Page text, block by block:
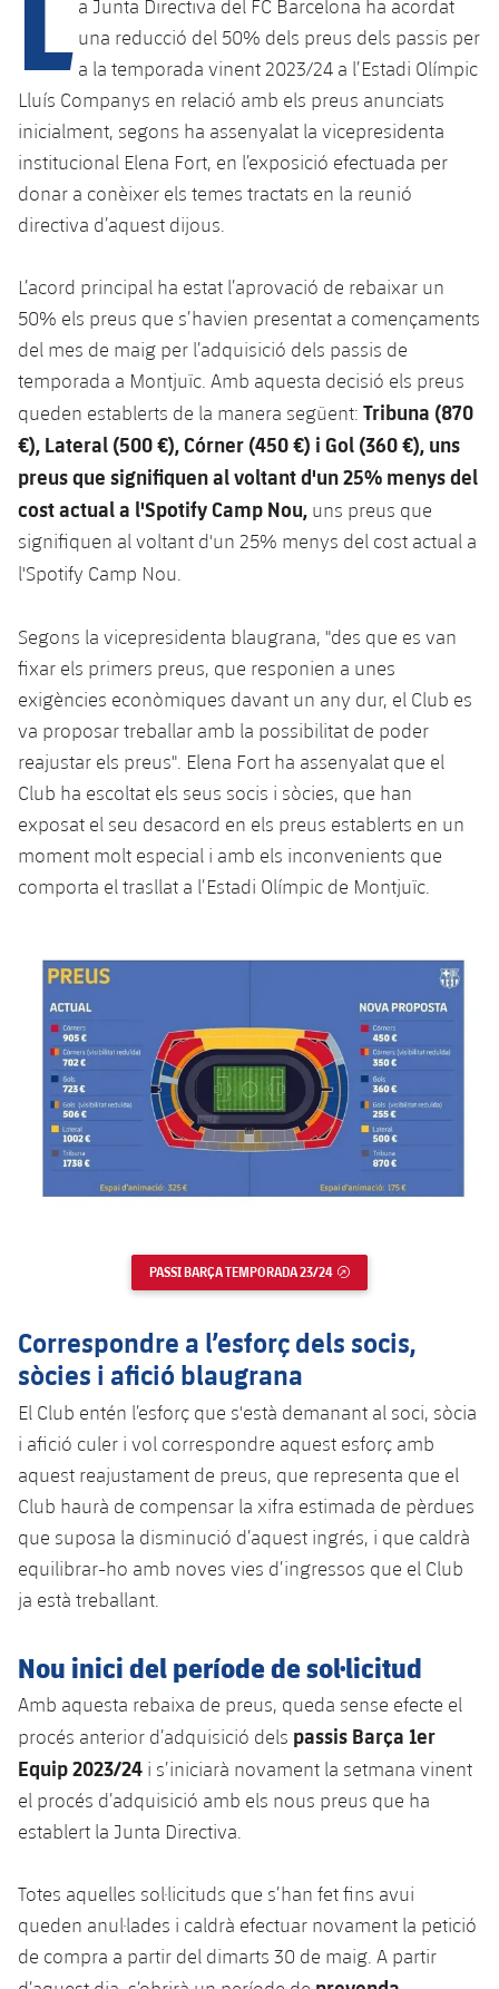
SUB13
SUB12
SUB11 A
SUB10 B
SUB9 A
SUB9 B
SUB8 A
SUB8 B
SUB13 B
SUB12 C
SUB11 C
Entrades
Gameday Shows
Resultats
Classificacions
Jugadors
Fotos
Història
Palmarès
Base
Barça Atlètic
Junior
Cadet A
Cadet B
Infantil A
Infantil B
Campus Estiu
PLUSICON
MÉS
Primer Equip
plusicon
més
Actualitat
Calendari
Entrades
Resultats
Classificació
Jugadors
Fotos
Història
Palmarès
Barça Atlètic
plusicon
més
Calendari
Resultats
Classificació
Jugadors
Actualitat
Cadet A
Cadet B
Infantil A
Infantil B
PLUSICON
MÉS
Primer equip
plusicon
més
Calendari
Entrades
Classificació
Jugadors
Fotos
Palmarès
Història
Barça Atlètic
plusicon
més
Actualitat
Calendari
Jugadors
Base
plusicon
més
Actualitat
Cadet
Infantil
Campus Verano
PLUSICON
MÉS
Primer equip
plusicon
més
Actualitat
Calendari
Entrades
Resultats
Classificació
Jugadors
Fotos
Història
Barça Atlètic
plusicon
més
Actualitat
Calendari
Jugadors
Classificació
Base
plusicon
més
Actualitat
Junior
Juvenil
Aleví
Campus Estiu
Informació general
plusicon
més
Notícies
Atletisme
plusicon
més
Actualitat
Masculí
Agenda
Bàsquet en cadira de rodes
plusicon
més
Actualitat
Calendari
Classificació
Hockey gel
plusicon
més
Jugadors
Calendari
Resultats
Classificació
Hockey Herba Masculí
Hockey Herba Femení
Patinatge artístic
plusicon
Actualitat
Plantilla
Agenda
Escola de Patinatge
Rugby
plusicon
més
Actualitat
Jugadors
Calendari
Classificació
Fotos
Voleibol
plusicon
més
Notícies
Voleibol masculí
Apunta't a les amateurs
plusicon
més
Apunta't a les amateurs
PLUSICON
MÉS
VALORANT Rising
VALORANT Game Changers
eFootball
a Junta Directiva del FC Barcelona ha acordat
una reducció del 50% dels preus dels passis per
a la temporada vinent 2023/24 a l’Estadi Olímpic
Lluís Companys en relació amb els preus anunciats
inicialment, segons ha assenyalat la vicepresidenta
institucional Elena Fort, en l’exposició efectuada per
donar a conèixer els temes tractats en la reunió
directiva d’aquest dijous.
L’acord principal ha estat l’aprovació de rebaixar un
50% els preus que s’havien presentat a començaments
del mes de maig per l’adquisició dels passis de
temporada a Montjuïc. Amb aquesta decisió els preus
queden establerts de la manera següent: Tribuna (870
€), Lateral (500 €), Córner (450 €) i Gol (360 €), uns
preus que signifiquen al voltant d'un 25% menys del
cost actual a l'Spotify Camp Nou, uns preus que
signifiquen al voltant d'un 25% menys del cost actual a
l'Spotify Camp Nou.
Segons la vicepresidenta blaugrana, "des que es van
fixar els primers preus, que responien a unes
exigències econòmiques davant un any dur, el Club es
va proposar treballar amb la possibilitat de poder
reajustar els preus". Elena Fort ha assenyalat que el
Club ha escoltat els seus socis i sòcies, que han
exposat el seu desacord en els preus establerts en un
moment molt especial i amb els inconvenients que
comporta el trasllat a l’Estadi Olímpic de Montjuïc.
PASSI BARÇA TEMPORADA 23/24
Correspondre a l’esforç dels socis,
sòcies i afició blaugrana
El Club entén l’esforç que s'està demanant al soci, sòcia
i afició culer i vol correspondre aquest esforç amb
aquest reajustament de preus, que representa que el
Club haurà de compensar la xifra estimada de pèrdues
que suposa la disminució d’aquest ingrés, i que caldrà
equilibrar-ho amb noves vies d’ingressos que el Club
ja està treballant.
Nou inici del període de sol·licitud
Amb aquesta rebaixa de preus, queda sense efecte el
procés anterior d’adquisició dels passis Barça 1er
Equip 2023/24 i s’iniciarà novament la setmana vinent
el procés d’adquisició amb els nous preus que ha
establert la Junta Directiva.
Totes aquelles sol·licituds que s’han fet fins avui
queden anul·lades i caldrà efectuar novament la petició
de compra a partir del dimarts 30 de maig. A partir